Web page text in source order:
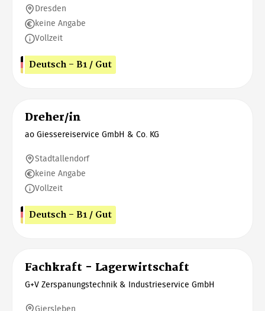
Dresden
keine Angabe
Vollzeit
Deutsch - B1 / Gut
Dreher/in
ao Giessereiservice GmbH & Co. KG
Stadtallendorf
keine Angabe
Vollzeit
Deutsch - B1 / Gut
Fachkraft - Lagerwirtschaft
G+V Zerspanungstechnik & Industrieservice GmbH